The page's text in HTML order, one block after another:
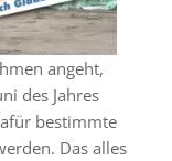
angeht,
des Jahres
bestimmte
Das alles